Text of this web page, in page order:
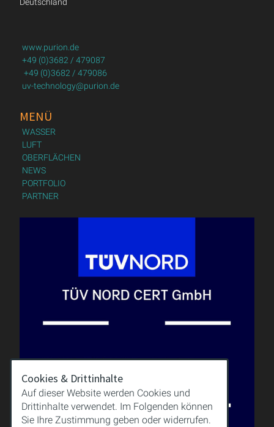
www.purion.de
+49 (0)3682 / 479087
+49 (0)3682 / 479086
uv-technology@purion.de
MENÜ
WASSER
LUFT
OBERFLÄCHEN
NEWS
PORTFOLIO
PARTNER
Cookies & Drittinhalte
Auf dieser Website werden Cookies und
Drittinhalte verwendet. Im Folgenden können
Sie Ihre Zustimmung geben oder widerrufen.